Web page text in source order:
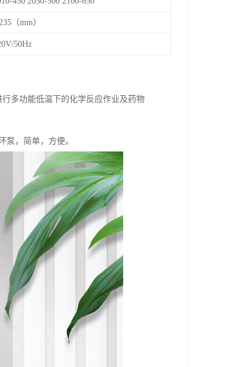
（mm）
50Hz
多功能低温下的化学反应作业及药物
，简单，方便。